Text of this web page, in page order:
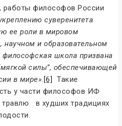
философов России
суверенитета
ее роли в мировом
научном и образовательном
философская школа призвана
силы”, обеспечивающей
в мире». [6]
Такие
у части философов ИФ
в худших традициях